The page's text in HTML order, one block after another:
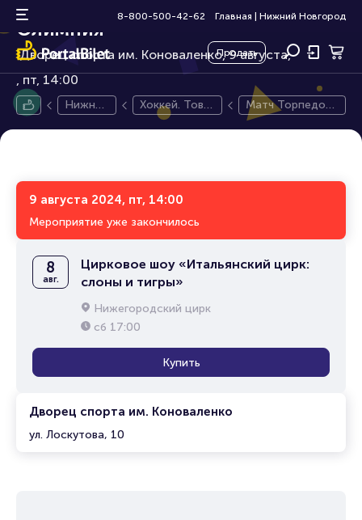
8-800-500-42-62 Главная Нижний Новгород
Продать
Матч Торпедо-Горький -
Олимпия
Дворец спорта им. Коноваленко, 9 августа,
0+
пт, 14:00
Нижний
Хоккей. Това
рищеский ма
Матч Торпедо-Г
орький - Олимпи
9 августа 2024, пт, 14:00
Мероприятие уже закончилось
Дворец спорта им. Коноваленко
ул. Лоскутова, 10
8
авг.
Цирковое шоу «Итальянский цирк:
слоны и тигры»
Нижегородский цирк
сб 17:00
Купить